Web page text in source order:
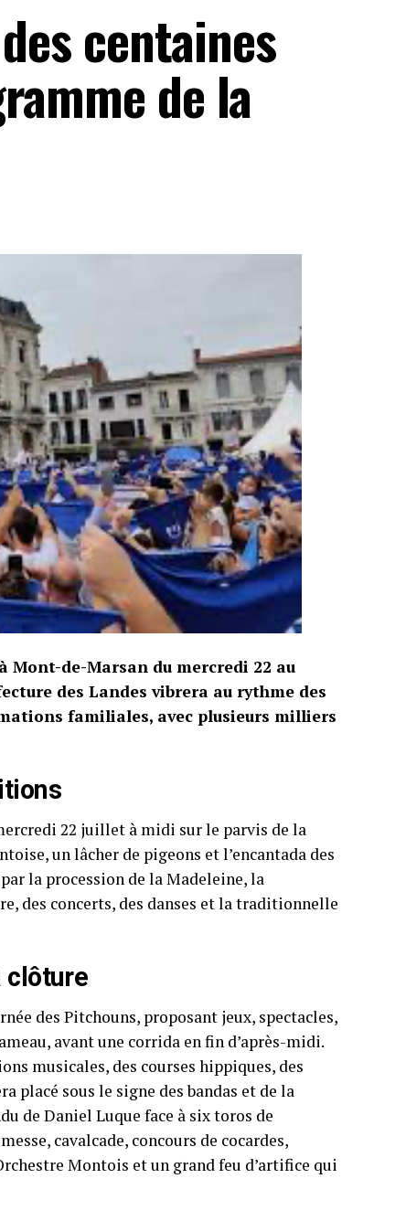
centaines
de la
de-Marsan du mercredi 22 au
des Landes vibrera au rythme des
familiales, avec plusieurs milliers
22 juillet à midi sur le parvis de la
un lâcher de pigeons et l’encantada des
la procession de la Madeleine, la
des concerts, des danses et la traditionnelle
clôture
des Pitchouns, proposant jeux, spectacles,
avant une corrida en fin d’après-midi.
musicales, des courses hippiques, des
placé sous le signe des bandas et de la
de Daniel Luque face à six toros de
cavalcade, concours de cocardes,
Montois et un grand feu d’artifice qui